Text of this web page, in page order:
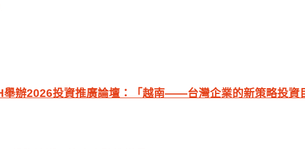
舉辦2026投資推廣論壇：「越南——台灣企業的新策略投資